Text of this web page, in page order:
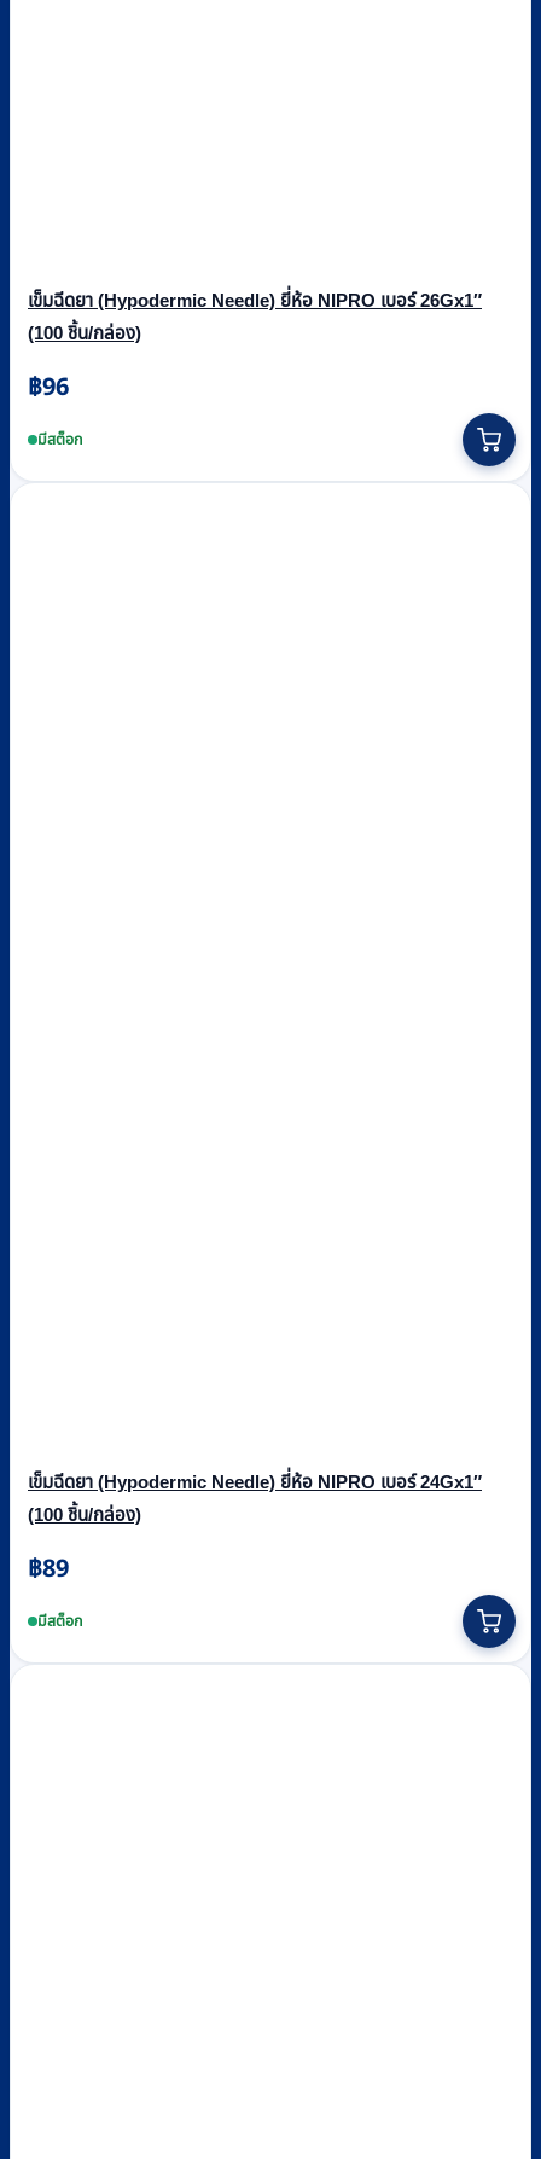
เข็มฉีดยา (Hypodermic Needle) ยี่ห้อ NIPRO เบอร์ 26Gx1″
(100 ชิ้น/กล่อง)
฿96
มีสต็อก
เข็มฉีดยา (Hypodermic Needle) ยี่ห้อ NIPRO เบอร์ 24Gx1″
(100 ชิ้น/กล่อง)
฿89
มีสต็อก